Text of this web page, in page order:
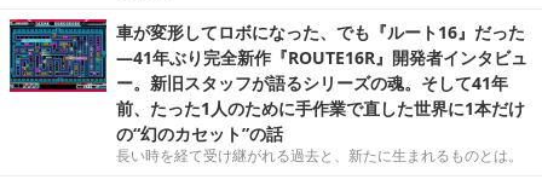
車が変形してロボになった、でも『ルート16』だった
―41年ぶり完全新作『ROUTE16R』開発者インタビュ
ー。新旧スタッフが語るシリーズの魂。そして41年
前、たった1人のために手作業で直した世界に1本だけ
の“幻のカセット”の話
長い時を経て受け継がれる過去と、新たに生まれるものとは。